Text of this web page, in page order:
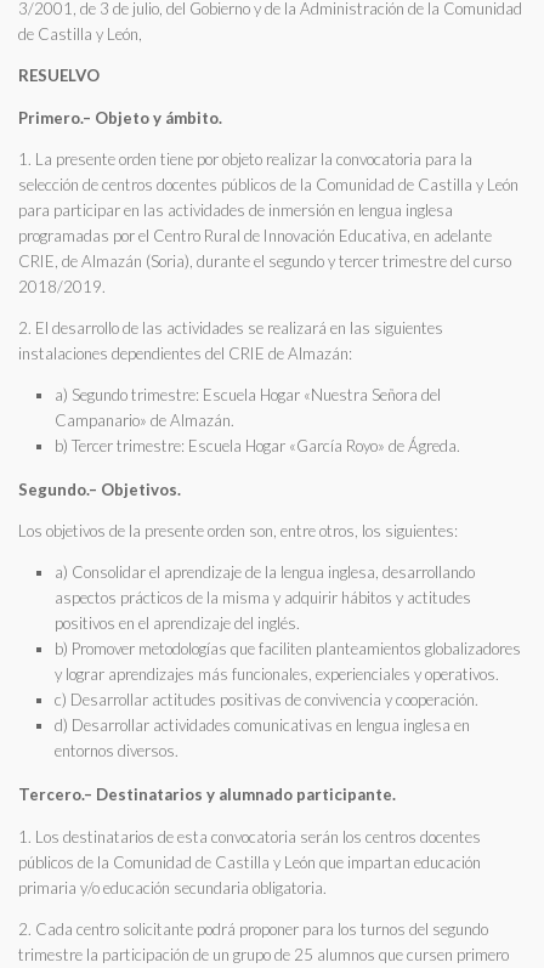
3/2001, de 3 de julio, del Gobierno y de la Administración de la Comunidad
de Castilla y León,
RESUELVO
Primero.– Objeto y ámbito.
1. La presente orden tiene por objeto realizar la convocatoria para la
selección de centros docentes públicos de la Comunidad de Castilla y León
para participar en las actividades de inmersión en lengua inglesa
programadas por el Centro Rural de Innovación Educativa, en adelante
CRIE, de Almazán (Soria), durante el segundo y tercer trimestre del curso
2018/2019.
2. El desarrollo de las actividades se realizará en las siguientes
instalaciones dependientes del CRIE de Almazán:
a) Segundo trimestre: Escuela Hogar «Nuestra Señora del
Campanario» de Almazán.
b) Tercer trimestre: Escuela Hogar «García Royo» de Ágreda.
Segundo.– Objetivos.
Los objetivos de la presente orden son, entre otros, los siguientes:
a) Consolidar el aprendizaje de la lengua inglesa, desarrollando
aspectos prácticos de la misma y adquirir hábitos y actitudes
positivos en el aprendizaje del inglés.
b) Promover metodologías que faciliten planteamientos globalizadores
y lograr aprendizajes más funcionales, experienciales y operativos.
c) Desarrollar actitudes positivas de convivencia y cooperación.
d) Desarrollar actividades comunicativas en lengua inglesa en
entornos diversos.
Tercero.– Destinatarios y alumnado participante.
1. Los destinatarios de esta convocatoria serán los centros docentes
públicos de la Comunidad de Castilla y León que impartan educación
primaria y/o educación secundaria obligatoria.
2. Cada centro solicitante podrá proponer para los turnos del segundo
trimestre la participación de un grupo de 25 alumnos que cursen primero